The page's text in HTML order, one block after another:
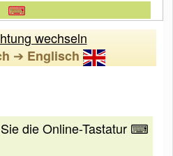
⌨
wechseln
➔ Englisch
die Online-Tastatur ⌨